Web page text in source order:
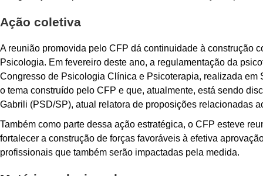
Ação coletiva
A reunião promovida pelo CFP dá continuidade à construção
Psicologia. Em fevereiro deste ano, a regulamentação da
Congresso de Psicologia Clínica e Psicoterapia, realizada
o tema construído pelo CFP e que, atualmente, está sendo
Gabrili (PSD/SP), atual relatora de proposições relacionadas
Também como parte dessa ação estratégica, o CFP esteve
fortalecer a construção de forças favoráveis à efetiva
profissionais que também serão impactadas pela medida.